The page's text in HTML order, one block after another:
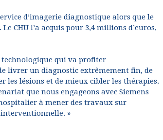
d’imagerie diagnostique alors que le
CHU l’a acquis pour 3,4 millions d’euros,
technologique qui va profiter
livrer un diagnostic extrêmement fin, de
lésions et de mieux cibler les thérapies.
que nous engageons avec Siemens
à mener des travaux sur
»